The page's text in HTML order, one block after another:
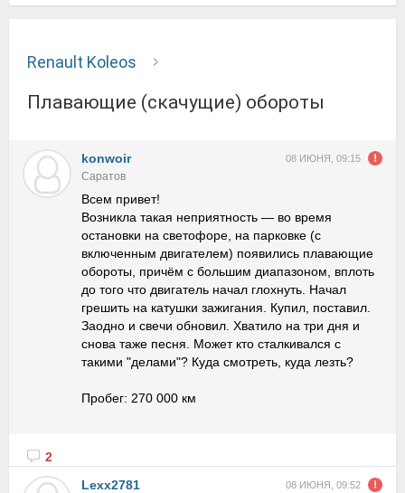
Renault Koleos
Плавающие (скачущие) обороты
konwoir 08 ИЮНЯ, 09:15
Саратов
Всем привет!
Возникла такая неприятность — во время
остановки на светофоре, на парковке (с
включенным двигателем) появились плавающие
обороты, причём с большим диапазоном, вплоть
до того что двигатель начал глохнуть. Начал
грешить на катушки зажигания. Купил, поставил.
Заодно и свечи обновил. Хватило на три дня и
снова таже песня. Может кто сталкивался с
такими "делами"? Куда смотреть, куда лезть?
Пробег: 270 000 км
2
Lexx2781
08 ИЮНЯ, 09:52